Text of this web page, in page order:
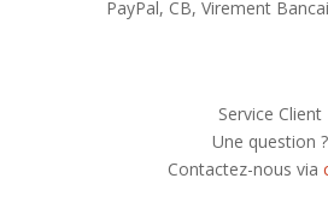
PayPal, CB, Virement
Service Client
Une question ?
Contactez-nous via